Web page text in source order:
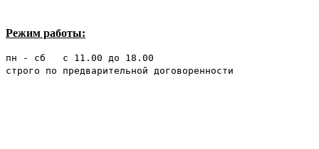
Режим работы:
пн - сб с 11.00 до 18.00
строго по предварительной договоренности